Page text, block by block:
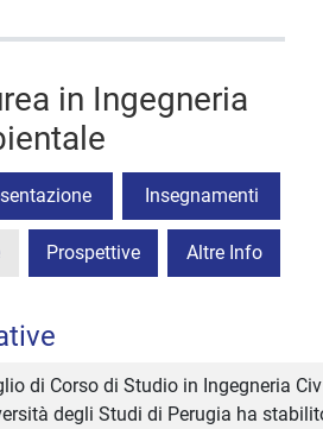
in Ingegneria
Insegnamenti
Prospettive Altre Info
di Corso di Studio in Ingegneria
degli Studi di Perugia ha